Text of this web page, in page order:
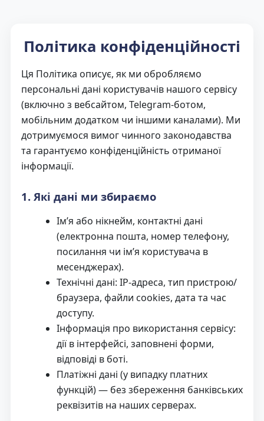
Політика конфіденційності
Ця Політика описує, як ми обробляємо
персональні дані користувачів нашого сервісу
(включно з вебсайтом, Telegram-ботом,
мобільним додатком чи іншими каналами). Ми
дотримуємося вимог чинного законодавства
та гарантуємо конфіденційність отриманої
інформації.
1. Які дані ми збираємо
Ім’я або нікнейм, контактні дані
(електронна пошта, номер телефону,
посилання чи ім’я користувача в
месенджерах).
Технічні дані: IP-адреса, тип пристрою/
браузера, файли cookies, дата та час
доступу.
Інформація про використання сервісу:
дії в інтерфейсі, заповнені форми,
відповіді в боті.
Платіжні дані (у випадку платних
функцій) — без збереження банківських
реквізитів на наших серверах.